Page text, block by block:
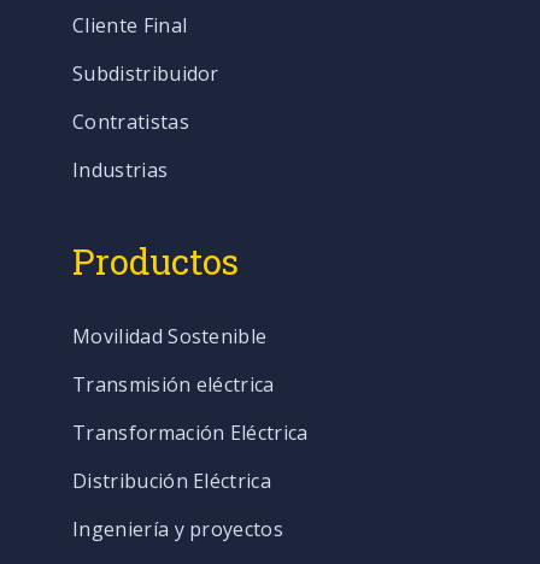
Cliente Final
Subdistribuidor
Contratistas
Industrias
Productos
Movilidad Sostenible
Transmisión eléctrica
Transformación Eléctrica
Distribución Eléctrica
Ingeniería y proyectos